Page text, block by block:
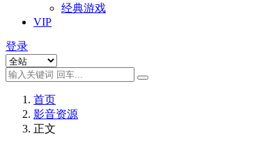
经典游戏
VIP
登录
首页
影音资源
正文